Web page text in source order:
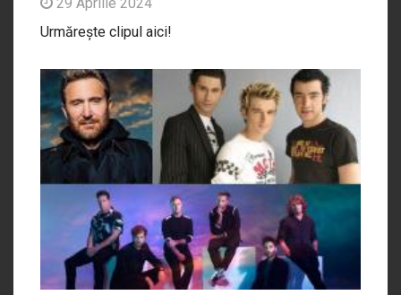
Urmărește clipul aici!